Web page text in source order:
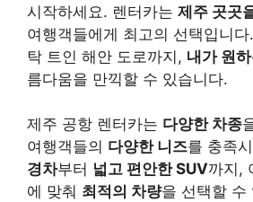
시작하세요. 렌터카는 제주 곳곳
여행객들에게 최고의 선택입니
탁 트인 해안 도로까지, 내가 원
름다움을 만끽할 수 있습니다.
제주 공항 렌터카는 다양한 차종
여행객들의 다양한 니즈를 충족
경차부터 넓고 편안한 SUV까지,
에 맞춰 최적의 차량을 선택할 수